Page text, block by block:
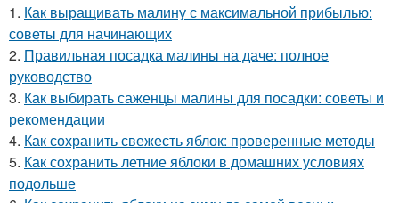
1. Как выращивать малину с максимальной прибылью:
советы для начинающих
2. Правильная посадка малины на даче: полное
руководство
3. Как выбирать саженцы малины для посадки: советы и
рекомендации
4. Как сохранить свежесть яблок: проверенные методы
5. Как сохранить летние яблоки в домашних условиях
подольше